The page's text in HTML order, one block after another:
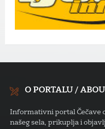
O PORTALU /
Informativni portal Čečave
našeg sela, prikuplja i